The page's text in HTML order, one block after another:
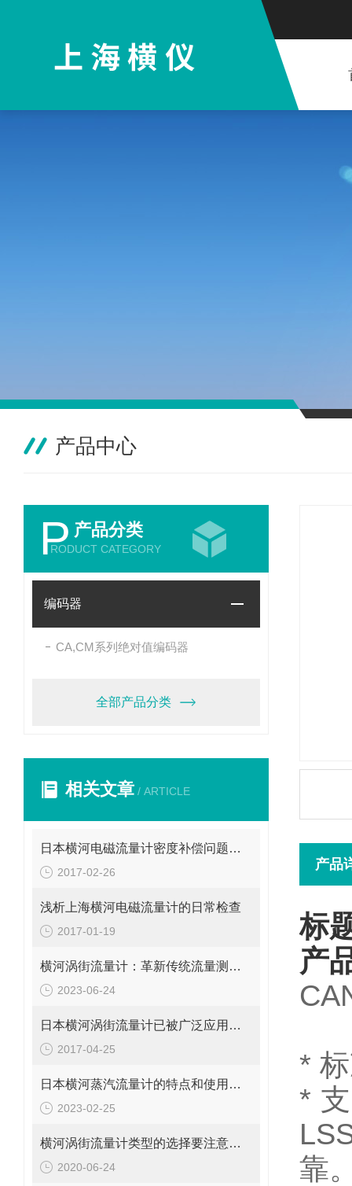
产品中心
P 产品分类
RODUCT CATEGORY
编码器
CA,CM系列绝对值编码器
全部产品分类
相关文章 / ARTICLE
日本横河电磁流量计密度补偿问题分析
2017-02-26
浅析上海横河电磁流量计的日常检查
2017-01-19
横河涡街流量计：革新传统流量测量的利器
2023-06-24
日本横河涡街流量计已被广泛应用到工业生产中
2017-04-25
日本横河蒸汽流量计的特点和使用注意事项
2023-02-25
横河涡街流量计类型的选择要注意以下几点
2020-06-24
产品
标
产
*
*
靠